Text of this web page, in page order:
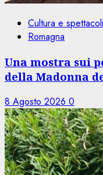
Cultura e spettacoli
Romagna
Una mostra sui
della Madonna
8 Agosto 2026 0